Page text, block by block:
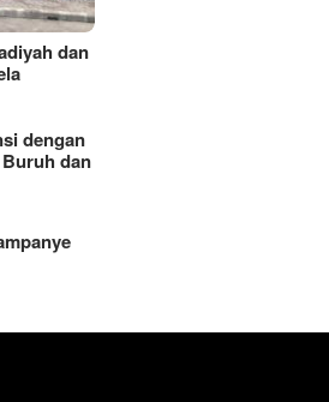
dan
dengan
Buruh dan